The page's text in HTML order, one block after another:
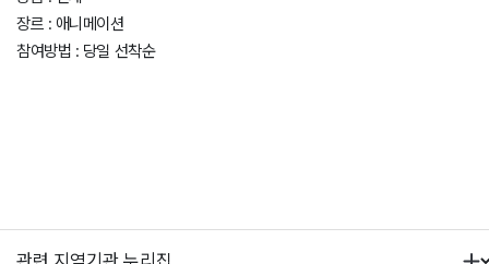
장르 : 애니메이션
참여방법 : 당일 선착순